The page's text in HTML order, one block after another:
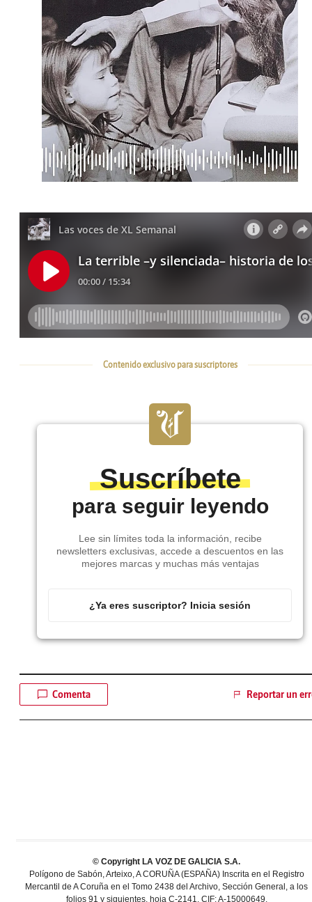
Contenido exclusivo para suscriptores
Suscríbete
para seguir leyendo
Lee sin límites toda la información, recibe
newsletters exclusivas, accede a descuentos en las
mejores marcas y muchas más ventajas
¿Ya eres suscriptor? Inicia sesión
Comenta Reportar un
© Copyright LA VOZ DE GALICIA S.A.
Polígono de Sabón, Arteixo, A CORUÑA (ESPAÑA) Inscrita en el Registro
Mercantil de A Coruña en el Tomo 2438 del Archivo, Sección General, a los
folios 91 y siguientes, hoja C-2141. CIF: A-15000649.